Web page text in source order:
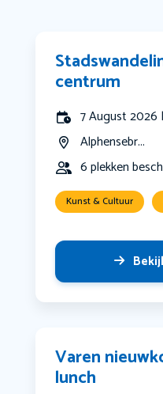
centrum
7 August 2026
Alphensebr...
6 plekken
Kunst & Cultuur
Varen
lunch